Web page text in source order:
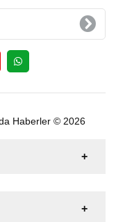
Haberler © 2026